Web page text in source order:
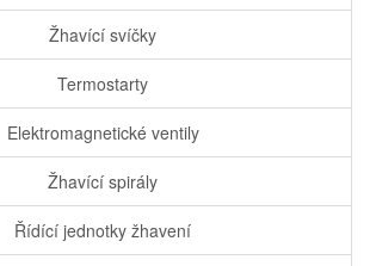
Žhavící svíčky
Termostarty
Elektromagnetické ventily
Žhavící spirály
Řídící jednotky žhavení